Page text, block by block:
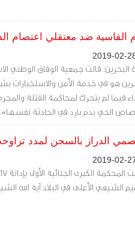
القاسية ضد معتقلي اعتصام
هو في خدمة الأمن والاستخبارات
فيما لم يتحرك لمحاكمة القتلة
الحي بدم بارد في الحادثة نفسها».
بالسجن لمدد تراوحت بين 6 أشهر
الشيعي الأعلى في البلاد آية الله الشيخ